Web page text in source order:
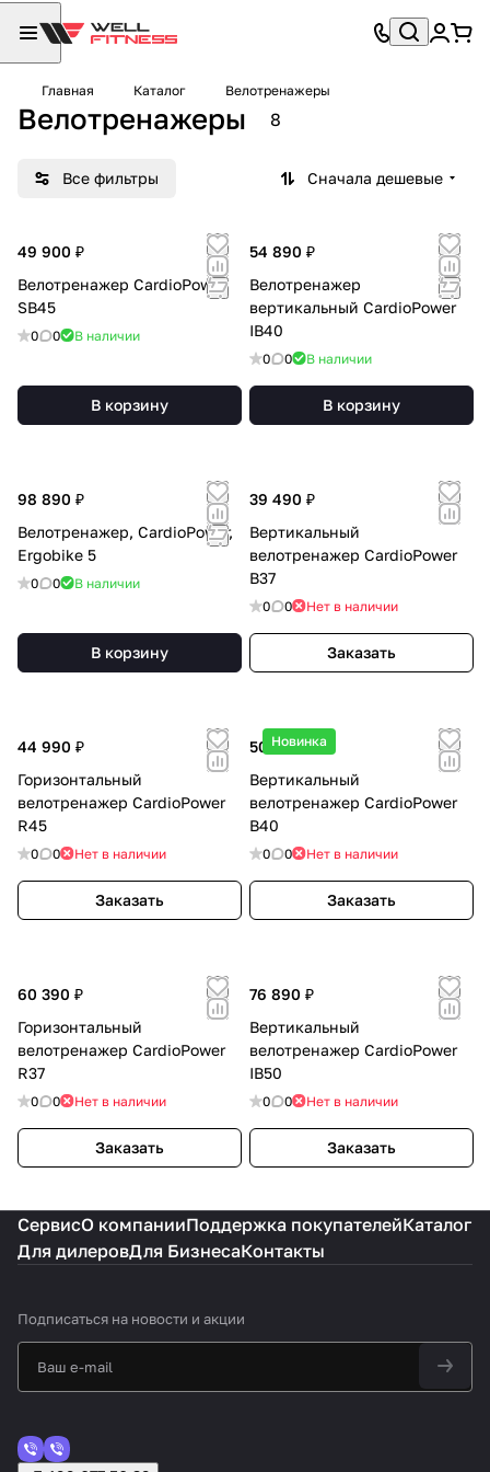
Главная Каталог Велотренажеры
Велотренажеры 8
Все фильтры Сначала дешевые
49 900 ₽
Велотренажер СardioPower
SB45
0 0 В наличии
В корзину
54 890 ₽
Велотренажер
вертикальный CardioPower
IB40
0 0 В наличии
В корзину
98 890 ₽
Велотренажер, CardioPower,
Ergobike 5
0 0 В наличии
В корзину
39 490 ₽
Вертикальный
велотренажер CardioPower
B37
0 0 Нет в наличии
Заказать
44 990 ₽
Горизонтальный
велотренажер CardioPower
R45
0 0 Нет в наличии
Заказать
Новинка
50 490 ₽
Вертикальный
велотренажер CardioPower
B40
0 0 Нет в наличии
Заказать
60 390 ₽
Горизонтальный
велотренажер CardioPower
R37
0 0 Нет в наличии
Заказать
76 890 ₽
Вертикальный
велотренажер CardioPower
IB50
0 0 Нет в наличии
Заказать
СервисО компанииПоддержка покупателейКаталог
Для дилеровДля БизнесаКонтакты
Подписаться на новости и акции